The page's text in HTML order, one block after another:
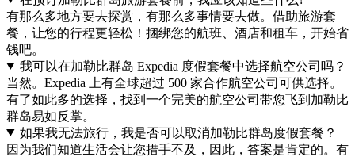
有那么多地方要去探赏，有那么多事情要去做。借助旅游套
餐，让您的行程更轻松！捆绑您的航班、酒店和租车，开始省
钱吧。
我可以在加勒比群岛 Expedia 度假套餐中选择航空公司吗？
当然。Expedia 上有全球超过 500 家合作航空公司可供选择。
有了如此多的选择，找到一个完美的航空公司带您飞到加勒比
群岛易如反掌。
如果我无法旅行，我是否可以取消加勒比群岛度假套餐？
因为我们知道生活会让您措手不及，因此，答案是肯定的。有